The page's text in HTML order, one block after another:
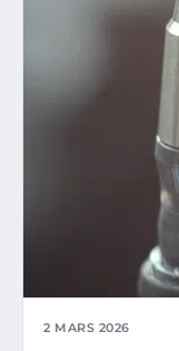
2 MARS 2026